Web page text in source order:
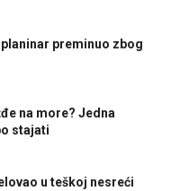
preminuo zbog
na more? Jedna
stajati
u teškoj nesreći